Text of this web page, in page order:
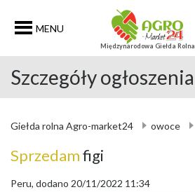
MENU
Międzynarodowa Giełda Rolna
Szczegóły ogłoszenia
Giełda rolna Agro-market24 owoce
Sprzedamfigi
Peru, dodano 20/11/2022 11:34